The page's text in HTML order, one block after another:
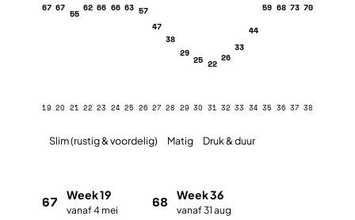
67
19
67
20
55
21
62
22
66
23
66
24
63
25
57
26
47
27
38
28
29
29
25
30
22
31
26
32
33
33
44
34
59
35
68
36
73
37
70
38
Slim (rustig & voordelig) Matig Druk & duur
67 Week 19
vanaf 4 mei 68 Week 36
vanaf 31 aug